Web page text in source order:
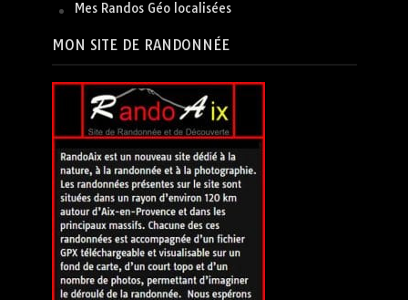
Mes Randos Géo localisées
MON SITE DE RANDONNÉE